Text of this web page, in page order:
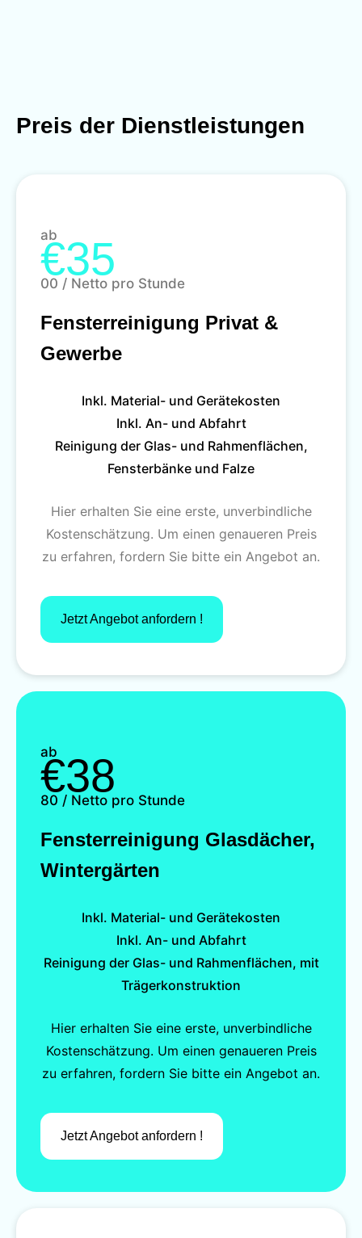
Preis der Dienstleistungen
ab
€35
00 / Netto pro Stunde
Fensterreinigung Privat &
Gewerbe
Inkl. Material- und Gerätekosten
Inkl. An- und Abfahrt
Reinigung der Glas- und Rahmenflächen,
Fensterbänke und Falze
Hier erhalten Sie eine erste, unverbindliche
Kostenschätzung. Um einen genaueren Preis
zu erfahren, fordern Sie bitte ein Angebot an.
Jetzt Angebot anfordern !
ab
€38
80 / Netto pro Stunde
Fensterreinigung Glasdächer,
Wintergärten
Inkl. Material- und Gerätekosten
Inkl. An- und Abfahrt
Reinigung der Glas- und Rahmenflächen, mit
Trägerkonstruktion
Hier erhalten Sie eine erste, unverbindliche
Kostenschätzung. Um einen genaueren Preis
zu erfahren, fordern Sie bitte ein Angebot an.
Jetzt Angebot anfordern !